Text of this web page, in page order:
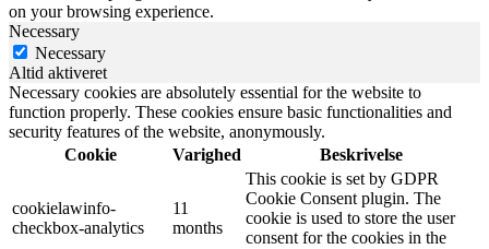
on your browsing experience.
Necessary
Necessary
Altid aktiveret
Necessary cookies are absolutely essential for the website to
function properly. These cookies ensure basic functionalities and
security features of the website, anonymously.
Cookie
Varighed Beskrivelse
cookielawinfo-
checkbox-analytics
11
months
This cookie is set by GDPR
Cookie Consent plugin. The
cookie is used to store the user
consent for the cookies in the